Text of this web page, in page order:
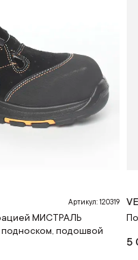
Артикул: 120319
МИСТРАЛЬ
подошвой
5